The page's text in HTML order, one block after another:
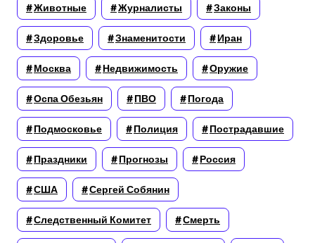
Животные Журналисты Законы
Здоровье Знаменитости Иран
Москва Недвижимость Оружие
Оспа Обезьян ПВО Погода
Подмосковье Полиция Пострадавшие
Праздники Прогнозы Россия
США Сергей Собянин
Следственный Комитет Смерть